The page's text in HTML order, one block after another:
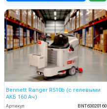
Bennett Ranger R510b (с гелевыми
АКБ 160 Ач)
Артикул
BNT63020160